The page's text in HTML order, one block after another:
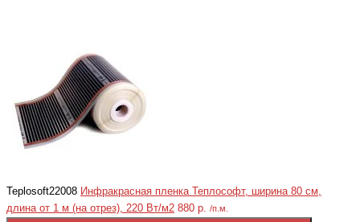
Teplosoft22008 Инфракрасная пленка Теплософт, ширина 80 см,
длина от 1 м (на отрез), 220 Вт/м2 880 р. /п.м.